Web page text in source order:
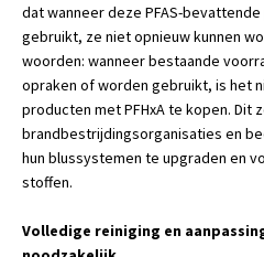
dat wanneer deze PFAS-
gebruikt, ze niet opnieuw kunnen
woorden: wanneer bestaande
opraken of worden gebruikt, is het
producten met PFHxA te kopen. Dit
brandbestrijdingsorganisaties en
hun blussystemen te upgraden en
stoffen.
Volledige reiniging en